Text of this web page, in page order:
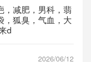
，减肥，男科，翡
，狐臭，气血，大
d
2026/06/12